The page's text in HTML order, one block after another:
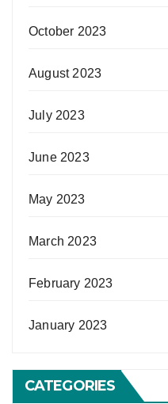
October 2023
August 2023
July 2023
June 2023
May 2023
March 2023
February 2023
January 2023
CATEGORIES